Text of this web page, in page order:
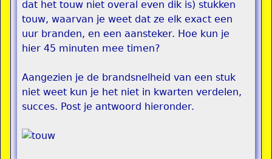
dat het touw niet overal even dik is) stukken
touw, waarvan je weet dat ze elk exact een
uur branden, en een aansteker. Hoe kun je
hier 45 minuten mee timen?
Aangezien je de brandsnelheid van een stuk
niet weet kun je het niet in kwarten verdelen,
succes. Post je antwoord hieronder.